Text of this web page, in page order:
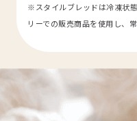
※スタイルブレッドは冷凍状
リーでの販売商品を使用し、